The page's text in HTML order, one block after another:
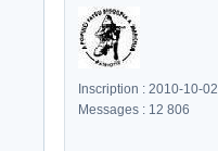
Inscription : 2010-10-02
Messages : 12 806